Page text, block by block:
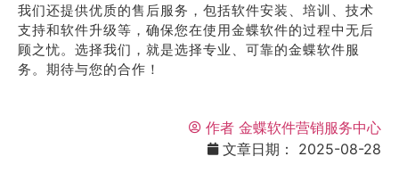
我们还提供优质的售后服务，包括软件安装、培训、技术
支持和软件升级等，确保您在使用金蝶软件的过程中无后
顾之忧。选择我们，就是选择专业、可靠的金蝶软件服
务。期待与您的合作！
作者 金蝶软件营销服务中心
文章日期：
2025-08-28